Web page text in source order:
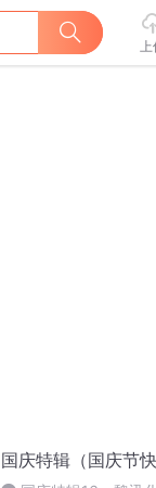
国庆特辑（国庆节快